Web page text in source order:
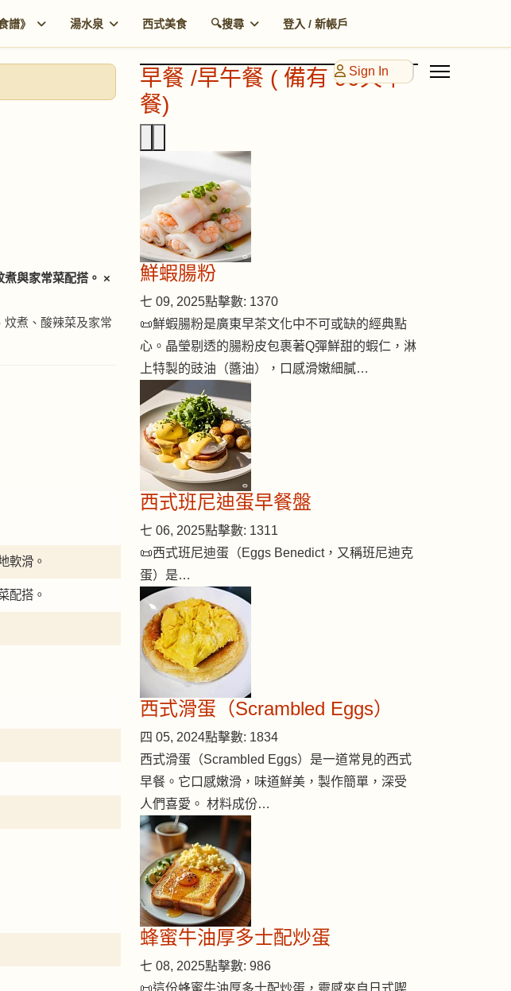
譜》 湯水泉 西式美食 🔍搜尋 登入 / 新帳戶
Sign In
煮與家常菜配搭。 ×
煮、酸辣菜及家常
軟滑。
配搭。
早餐 /早午餐 ( 備有 90天早
餐)
鮮蝦腸粉
七 09, 2025點擊數: 1370
📜鮮蝦腸粉是廣東早茶文化中不可或缺的經典點
心。晶瑩剔透的腸粉皮包裹著Q彈鮮甜的蝦仁，淋
上特製的豉油（醬油），口感滑嫩細膩…
西式班尼迪蛋早餐盤
七 06, 2025點擊數: 1311
📜西式班尼迪蛋（Eggs Benedict，又稱班尼迪克
蛋）是…
西式滑蛋（Scrambled Eggs）
四 05, 2024點擊數: 1834
西式滑蛋（Scrambled Eggs）是一道常見的西式
早餐。它口感嫩滑，味道鮮美，製作簡單，深受
人們喜愛。 材料成份…
蜂蜜牛油厚多士配炒蛋
七 08, 2025點擊數: 986
📜這份蜂蜜牛油厚多士配炒蛋，靈感來自日式喫